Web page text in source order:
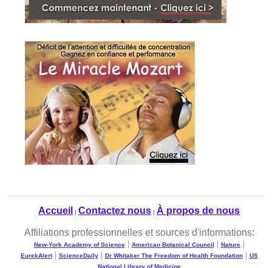
Accueil | Contactez nous | À propos de nous
Affiliations professionnelles et sources d'informations:
New-York Academy of Science| American Botanical Council | Nature|
EurekAlert| ScienceDaily| Dr Whitaker The Freedom of Health Foundation| US
National Library of Medicine